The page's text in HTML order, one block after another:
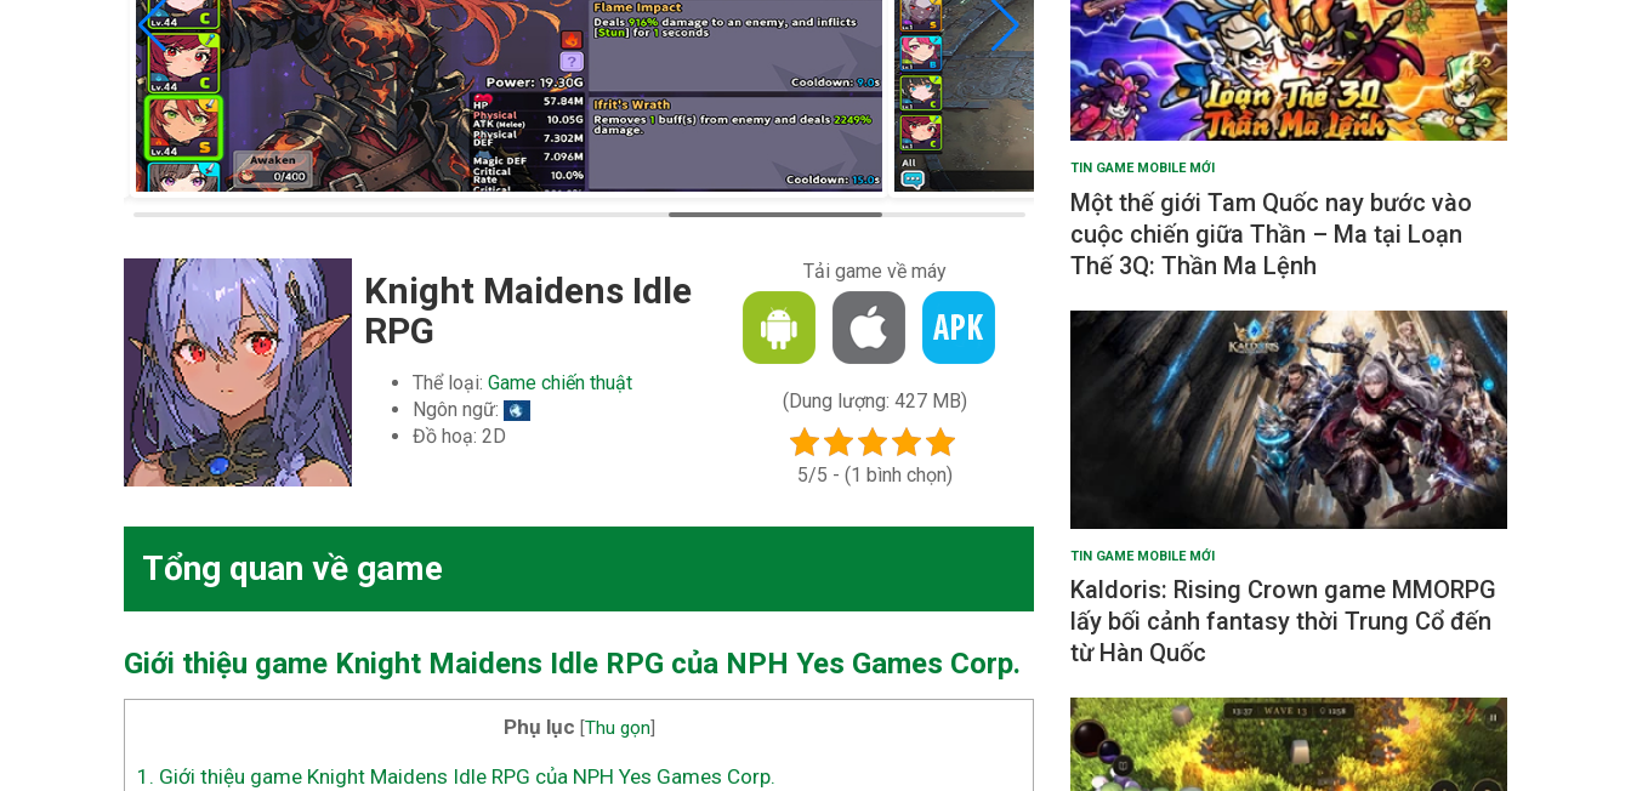
Knight Maidens Idle
RPG
Thể loại: Game chiến thuật
Ngôn ngữ:
Đồ hoạ: 2D
Tải game về máy
(Dung lượng: 427 MB)
5/5 - (1 bình chọn)
Tổng quan về game
Giới thiệu game Knight Maidens Idle RPG của NPH Yes Games Corp.
Phụ lục [Thu gọn]
1. Giới thiệu game Knight Maidens Idle RPG của NPH Yes Games Corp.
TIN GAME MOBILE MỚI
Một thế giới Tam Quốc nay bước vào
cuộc chiến giữa Thần – Ma tại Loạn
Thế 3Q: Thần Ma Lệnh
TIN GAME MOBILE MỚI
Kaldoris: Rising Crown game MMORPG
lấy bối cảnh fantasy thời Trung Cổ đến
từ Hàn Quốc